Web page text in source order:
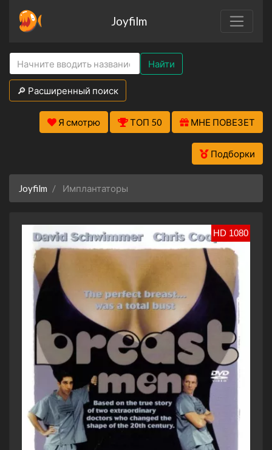
Joyfilm
Найти
🔎 Расширенный поиск
Я смотрю ТОП 50 МНЕ ПОВЕЗЕТ
Подборки
Joyfilm Имплантаторы
HD 1080